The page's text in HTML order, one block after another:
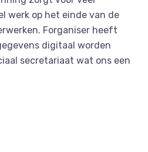
werk op het einde van de
Forganiser heeft
digitaal worden
secretariaat wat ons een